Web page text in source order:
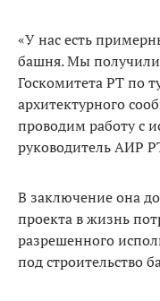
«У нас есть
башня. Мы
Госкомитета РТ по
архитектурного
проводим работу с
руководитель АИР
В заключение она
проекта в жизнь
разрешенного
под строительство